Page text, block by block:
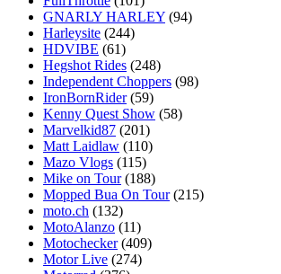
GNARLY HARLEY (94)
Harleysite (244)
HDVIBE (61)
Hegshot Rides (248)
Independent Choppers (98)
IronBornRider (59)
Kenny Quest Show (58)
Marvelkid87 (201)
Matt Laidlaw (110)
Mazo Vlogs (115)
Mike on Tour (188)
Mopped Bua On Tour (215)
moto.ch (132)
MotoAlanzo (11)
Motochecker (409)
Motor Live (274)